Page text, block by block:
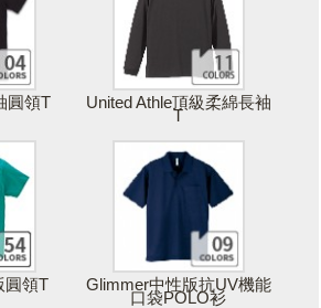
圓領T United Athle頂級柔綿長袖
T
圓領T Glimmer中性版抗UV機能
口袋POLO衫